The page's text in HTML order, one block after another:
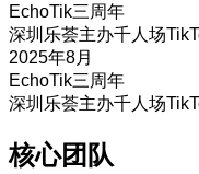
EchoTik三周年
深圳乐荟主办千人场
2025年8月
EchoTik三周年
深圳乐荟主办千人场
核心团队